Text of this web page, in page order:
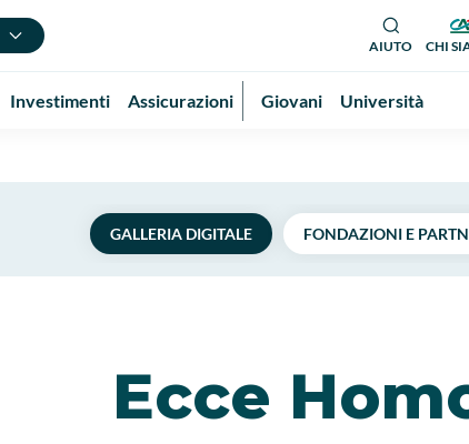
AIUTO CHI
Investimenti Assicurazioni Giovani Università
GALLERIA DIGITALE FONDAZIONI E
Ecce